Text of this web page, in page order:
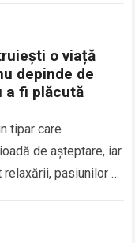
o viață
depinde de
a fi plăcută
tipar care
de așteptare, iar
pasiunilor și